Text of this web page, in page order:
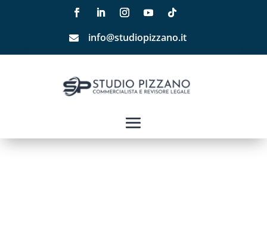
 info@studiopizzano.it